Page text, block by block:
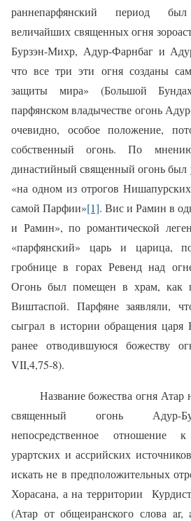
раннепарфянский период
величайших священных огня
Бурзэн-Михр, Адур-Фарнбаг и
что все три эти огня созданы
защиты мира» (Большой
парфянском владычестве огонь
очевидно, особое положение,
собственный огонь. По
династийный священный огонь был
«на одном из отрогов
самой Парфии»[1]. Вис и Рамин в
и Рамин», по романтической
«парфянский» царь и царица,
гробнице в горах Ревенд над
Огонь был помещен в храм, как
Виштаспой. Парфяне заявляли,
сыграл в истории обращения царя
ранее отводившуюся божеству
VII,4,75-8).
Название божества огня Атар
священный огонь Адур-
непосредственное
урартских и ассрийских
искать не в предположительных
Хорасана, а на территории
(Атар от общеиранского слова